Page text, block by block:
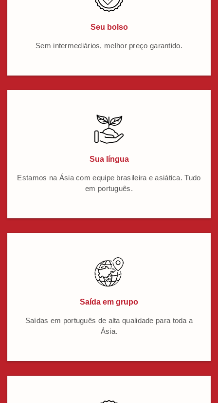
Seu bolso
Sem intermediários, melhor preço garantido.
Sua língua
Estamos na Ásia com equipe brasileira e asiática. Tudo
em português.
Saída em grupo
Saídas em português de alta qualidade para toda a
Ásia.